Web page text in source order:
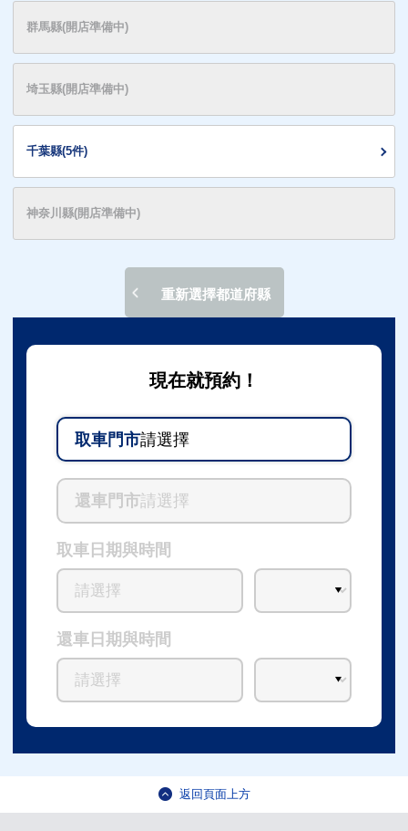
群馬縣(開店準備中)
埼玉縣(開店準備中)
千葉縣(5件)
神奈川縣(開店準備中)
重新選擇都道府縣
現在就預約！
取車門市請選擇
還車門市請選擇
取車日期與時間
還車日期與時間
返回頁面上方